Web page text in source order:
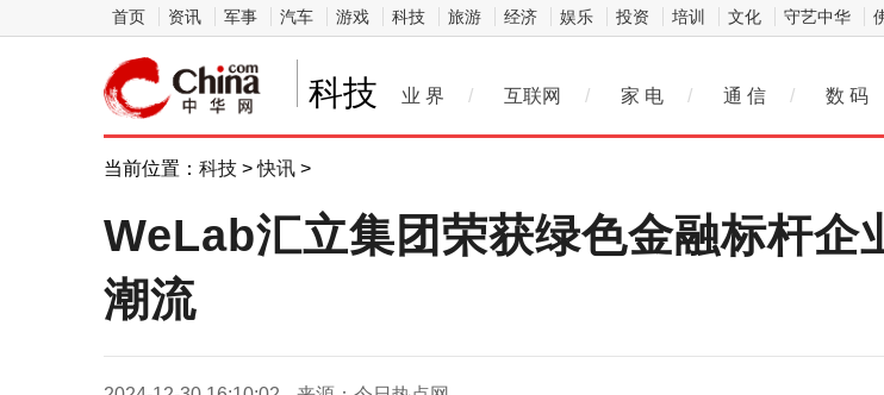
首页 资讯 军事 汽车 游戏 科技 旅游 经济 娱乐 投资 培训 文化 守艺中华
科技 业 界 / 互联网 / 家 电 / 通 信 / 数 码
当前位置： 科技 >快讯 >
WeLab汇立集团荣获绿色金融标杆企
潮流